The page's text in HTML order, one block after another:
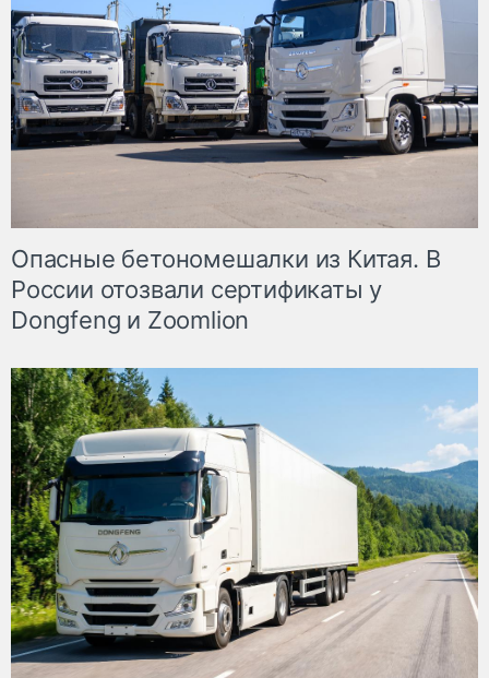
Опасные бетономешалки из Китая. В
России отозвали сертификаты у
Dongfeng и Zoomlion